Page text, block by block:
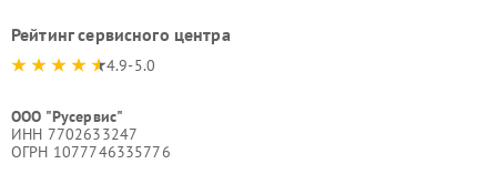
Рейтинг сервисного центра
4.9-5.0
ООО "Русервис"
ИНН 7702633247
ОГРН 1077746335776